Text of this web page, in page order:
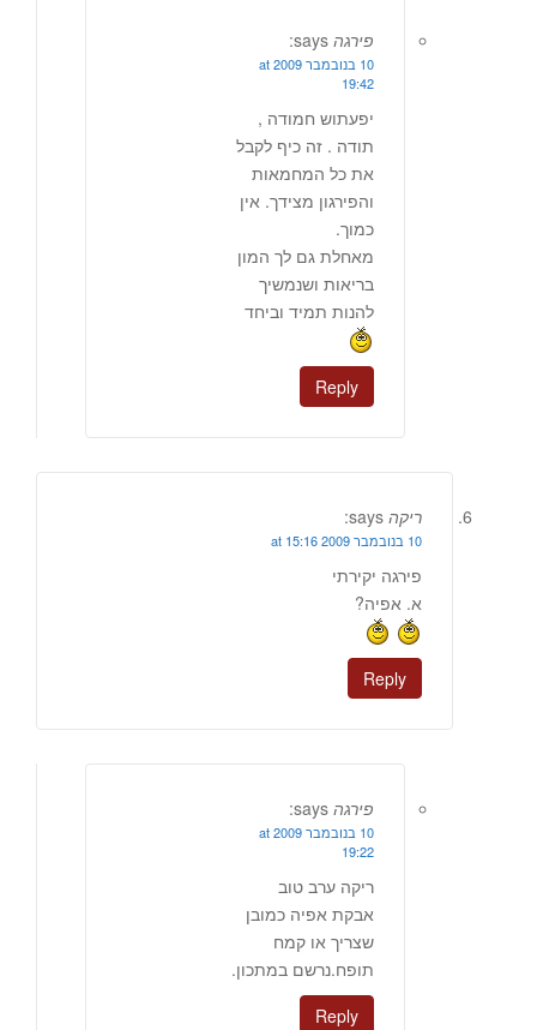
פירגה says:
10 בנובמבר 2009 at
19:42
יפעתוש חמודה ,
תודה . זה כיף לקבל
את כל המחמאות
והפירגון מצידך. אין
כמוך.
מאחלת גם לך המון
בריאות ושנמשיך
להנות תמיד וביחד
Reply
ריקה says:
10 בנובמבר 2009 at 15:16
פירגה יקירתי
א. אפיה?
Reply
פירגה says:
10 בנובמבר 2009 at
19:22
ריקה ערב טוב
אבקת אפיה כמובן
שצריך או קמח
תופח.נרשם במתכון.
Reply